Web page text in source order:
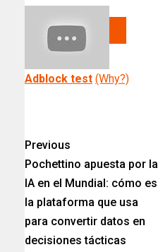
Adblock test (Why?)
Previous
Pochettino apuesta por la
IA en el Mundial: cómo es
la plataforma que usa
para convertir datos en
decisiones tácticas